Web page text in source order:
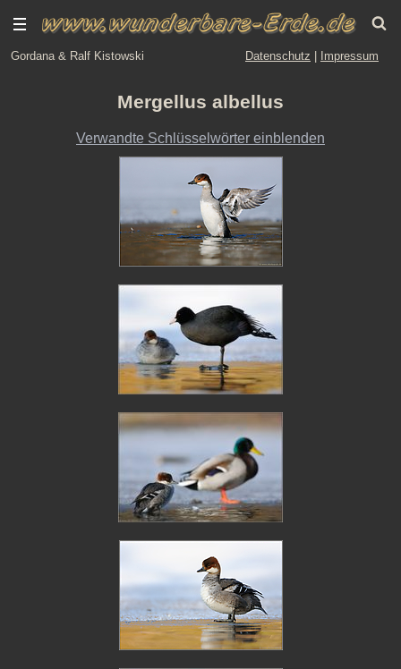
Gordana & Ralf Kistowski Datenschutz Impressum
Mergellus albellus
Verwandte Schlüsselwörter einblenden